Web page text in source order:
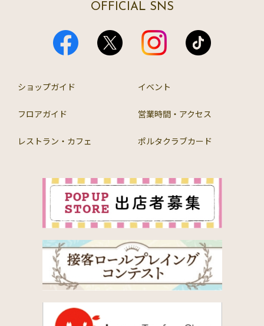
OFFICIAL SNS
ショップガイド イベント
フロアガイド 営業時間・アクセス
レストラン・カフェ ポルタクラブカード